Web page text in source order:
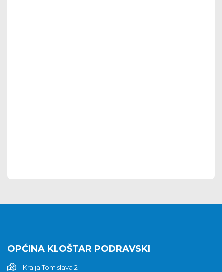
OPĆINA KLOŠTAR PODRAVSKI
Kralja Tomislava 2